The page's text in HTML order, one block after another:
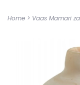
Home > Vaas Mamari